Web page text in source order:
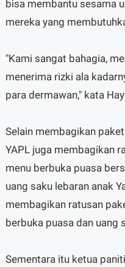
bisa membantu sesama
mereka yang
"Kami sangat bahagia,
menerima rizki ala
para dermawan," kata
Selain membagikan
YAPL juga membagikan
menu berbuka puasa
uang saku lebaran anak
membagikan ratusan
berbuka puasa dan uang
Sementara itu ketua